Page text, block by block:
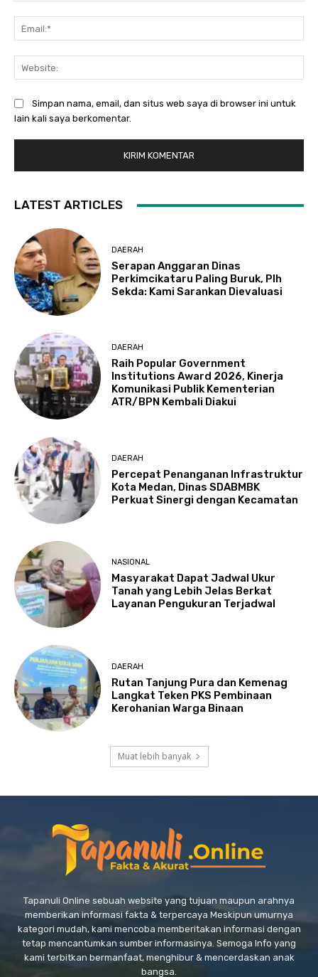
Simpan nama, email, dan situs web saya di browser ini untuk
lain kali saya berkomentar.
LATEST ARTICLES
DAERAH
Serapan Anggaran Dinas
Perkimcikataru Paling Buruk, Plh
Sekda: Kami Sarankan Dievaluasi
DAERAH
Raih Popular Government
Institutions Award 2026, Kinerja
Komunikasi Publik Kementerian
ATR/BPN Kembali Diakui
DAERAH
Percepat Penanganan Infrastruktur
Kota Medan, Dinas SDABMBK
Perkuat Sinergi dengan Kecamatan
NASIONAL
Masyarakat Dapat Jadwal Ukur
Tanah yang Lebih Jelas Berkat
Layanan Pengukuran Terjadwal
DAERAH
Rutan Tanjung Pura dan Kemenag
Langkat Teken PKS Pembinaan
Kerohanian Warga Binaan
Muat lebih banyak
Tapanuli Online sebuah website yang tujuan maupun arahnya
memberikan informasi fakta & terpercaya Meskipun umurnya
kategori mudah, kami mencoba memberitakan informasi dengan
tetap mencantumkan sumber informasinya. Semoga Info yang
kami terbitkan bermanfaat, menghibur & mencerdaskan anak
bangsa.